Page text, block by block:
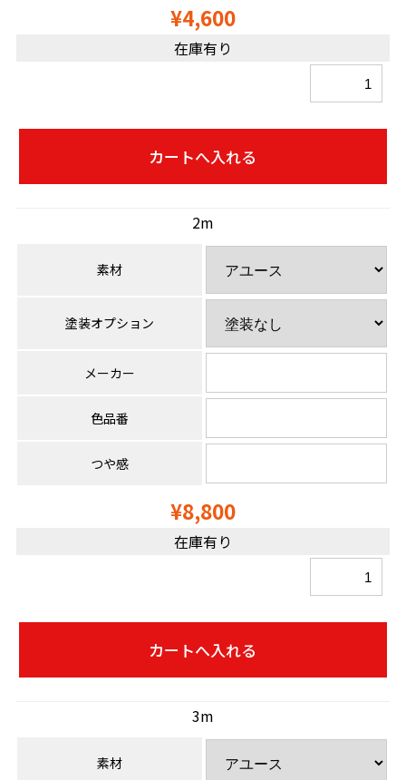
¥4,600
在庫有り
2m
素材
塗装オプション
メーカー
色品番
つや感
¥8,800
在庫有り
3m
素材